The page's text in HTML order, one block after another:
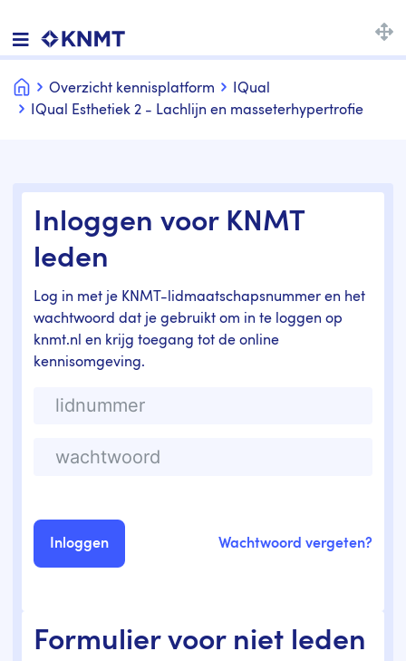
HomeOverzicht kennisplatform
IQual
IQual Esthetiek 2 - Lachlijn en masseterhypertrofie
Inloggen voor KNMT
leden
Log in met je KNMT-lidmaatschapsnummer en het
wachtwoord dat je gebruikt om in te loggen op
knmt.nl en krijg toegang tot de online
kennisomgeving.
Wachtwoord vergeten?
Formulier voor niet leden